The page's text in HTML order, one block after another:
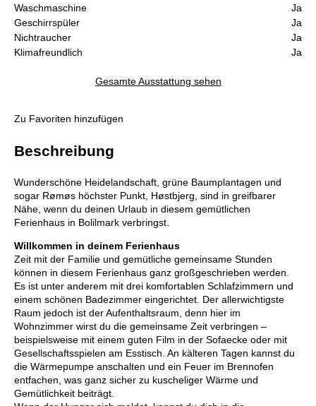
Waschmaschine
Ja
Geschirrspüler
Ja
Nichtraucher
Ja
Klimafreundlich
Ja
Gesamte Ausstattung sehen
Zu Favoriten hinzufügen
Beschreibung
Wunderschöne Heidelandschaft, grüne Baumplantagen und
sogar Rømøs höchster Punkt, Høstbjerg, sind in greifbarer
Nähe, wenn du deinen Urlaub in diesem gemütlichen
Ferienhaus in Bolilmark verbringst.
Willkommen in deinem Ferienhaus
Zeit mit der Familie und gemütliche gemeinsame Stunden
können in diesem Ferienhaus ganz großgeschrieben werden.
Es ist unter anderem mit drei komfortablen Schlafzimmern und
einem schönen Badezimmer eingerichtet. Der allerwichtigste
Raum jedoch ist der Aufenthaltsraum, denn hier im
Wohnzimmer wirst du die gemeinsame Zeit verbringen –
beispielsweise mit einem guten Film in der Sofaecke oder mit
Gesellschaftsspielen am Esstisch. An kälteren Tagen kannst du
die Wärmepumpe anschalten und ein Feuer im Brennofen
entfachen, was ganz sicher zu kuscheliger Wärme und
Gemütlichkeit beiträgt.